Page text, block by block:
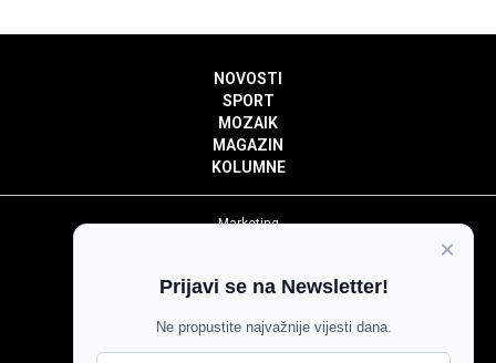
NOVOSTI
SPORT
MOZAIK
MAGAZIN
KOLUMNE
Marketing
Impressum
Pravila komentiranja
Agroglas
×
Prijavi se na Newsletter!
Ne propustite najvažnije vijesti dana.